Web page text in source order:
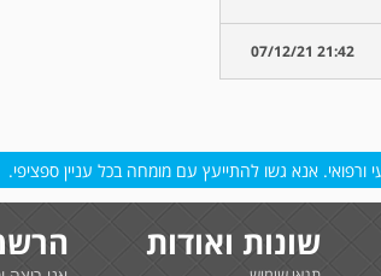
21:42 07/12/21
אנא גשו להתייעץ עם מומחה בכל עניין ספציפי.
שונות ואודות